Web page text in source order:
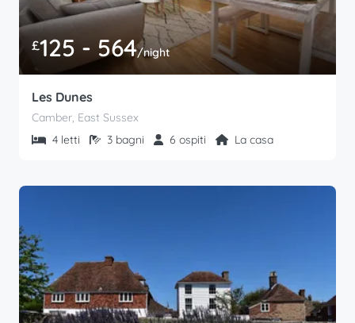
£125 - 564/night
Les Dunes
Camber, East Sussex
4 letti
3 bagni 6 ospiti La casa